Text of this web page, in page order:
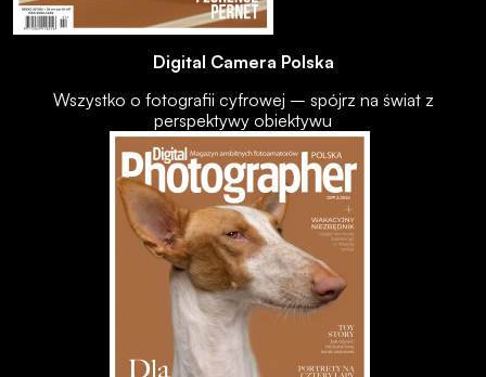
Digital Camera Polska
Wszystko o fotografii cyfrowej – spójrz na świat z
perspektywy obiektywu